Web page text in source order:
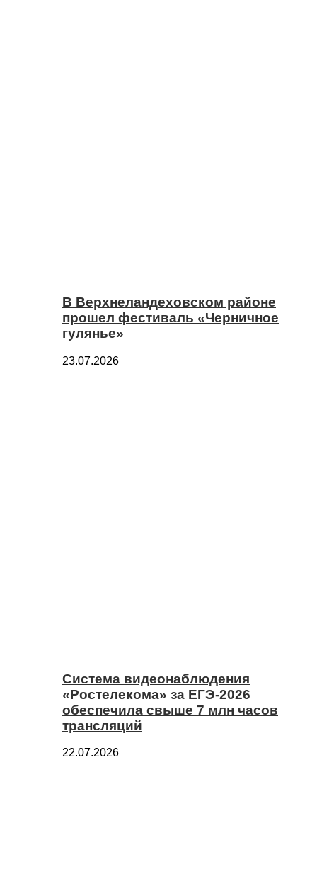
В Верхнеландеховском районе
прошел фестиваль «Черничное
гулянье»
23.07.2026
Система видеонаблюдения
«Ростелекома» за ЕГЭ-2026
обеспечила свыше 7 млн часов
трансляций
22.07.2026